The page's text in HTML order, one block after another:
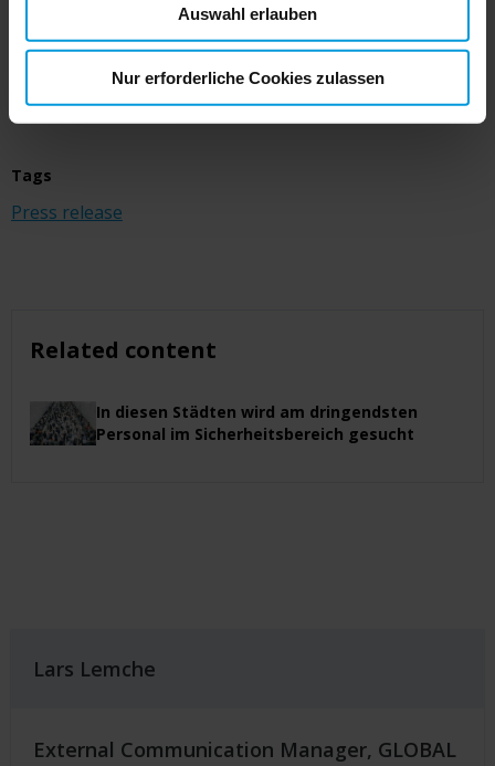
Auswahl erlauben
Nur erforderliche Cookies zulassen
www.milestonesys.com. For news and other
press releases, visit ourNewsroom.
Tags
Press release
Related content
In diesen Städten wird am dringendsten
Personal im Sicherheitsbereich gesucht
Lars Lemche
External Communication Manager, GLOBAL